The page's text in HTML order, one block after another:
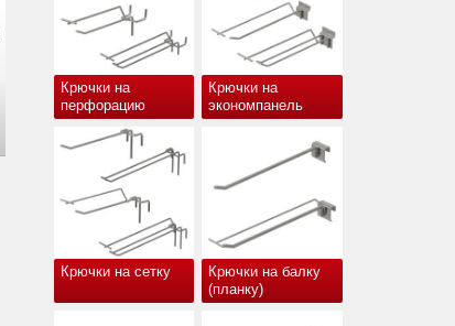
Крючки на
перфорацию
Крючки на
экономпанель
Крючки на сетку
Крючки на балку
(планку)